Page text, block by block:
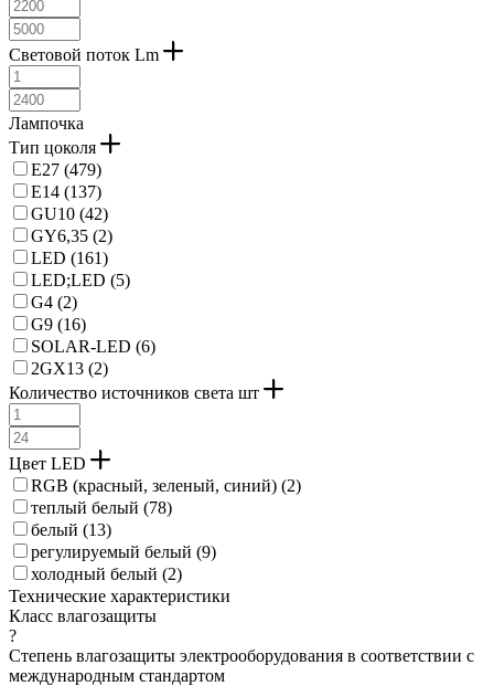
Световой поток Lm
Лампочка
Тип цоколя
E27 (479)
E14 (137)
GU10 (42)
GY6,35 (2)
LED (161)
LED;LED (5)
G4 (2)
G9 (16)
SOLAR-LED (6)
2GX13 (2)
Количество источников света шт
Цвет LED
RGB (красный, зеленый, синий) (2)
теплый белый (78)
белый (13)
регулируемый белый (9)
холодный белый (2)
Технические характеристики
Класс влагозащиты
?
Степень влагозащиты электрооборудования в соответствии с
международным стандартом